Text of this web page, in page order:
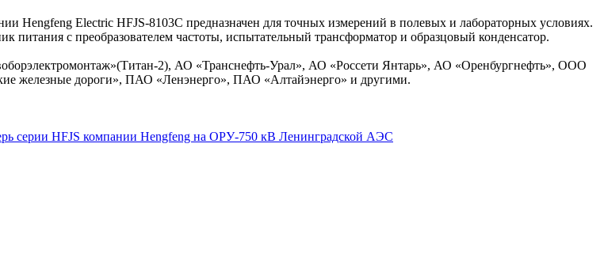
Hengfeng Electric HFJS-8103C предназначен для точных измерений в полевых и лабораторных условиях.
с преобразователем частоты, испытательный трансформатор и образцовый конденсатор.
2), АО «Транснефть-Урал», АО «Россети Янтарь», АО «Оренбургнефть», ООО
железные дороги», ПАО «Ленэнерго», ПАО «Алтайэнерго» и другими.
серии HFJS компании Hengfeng на ОРУ-750 кВ Ленинградской АЭС